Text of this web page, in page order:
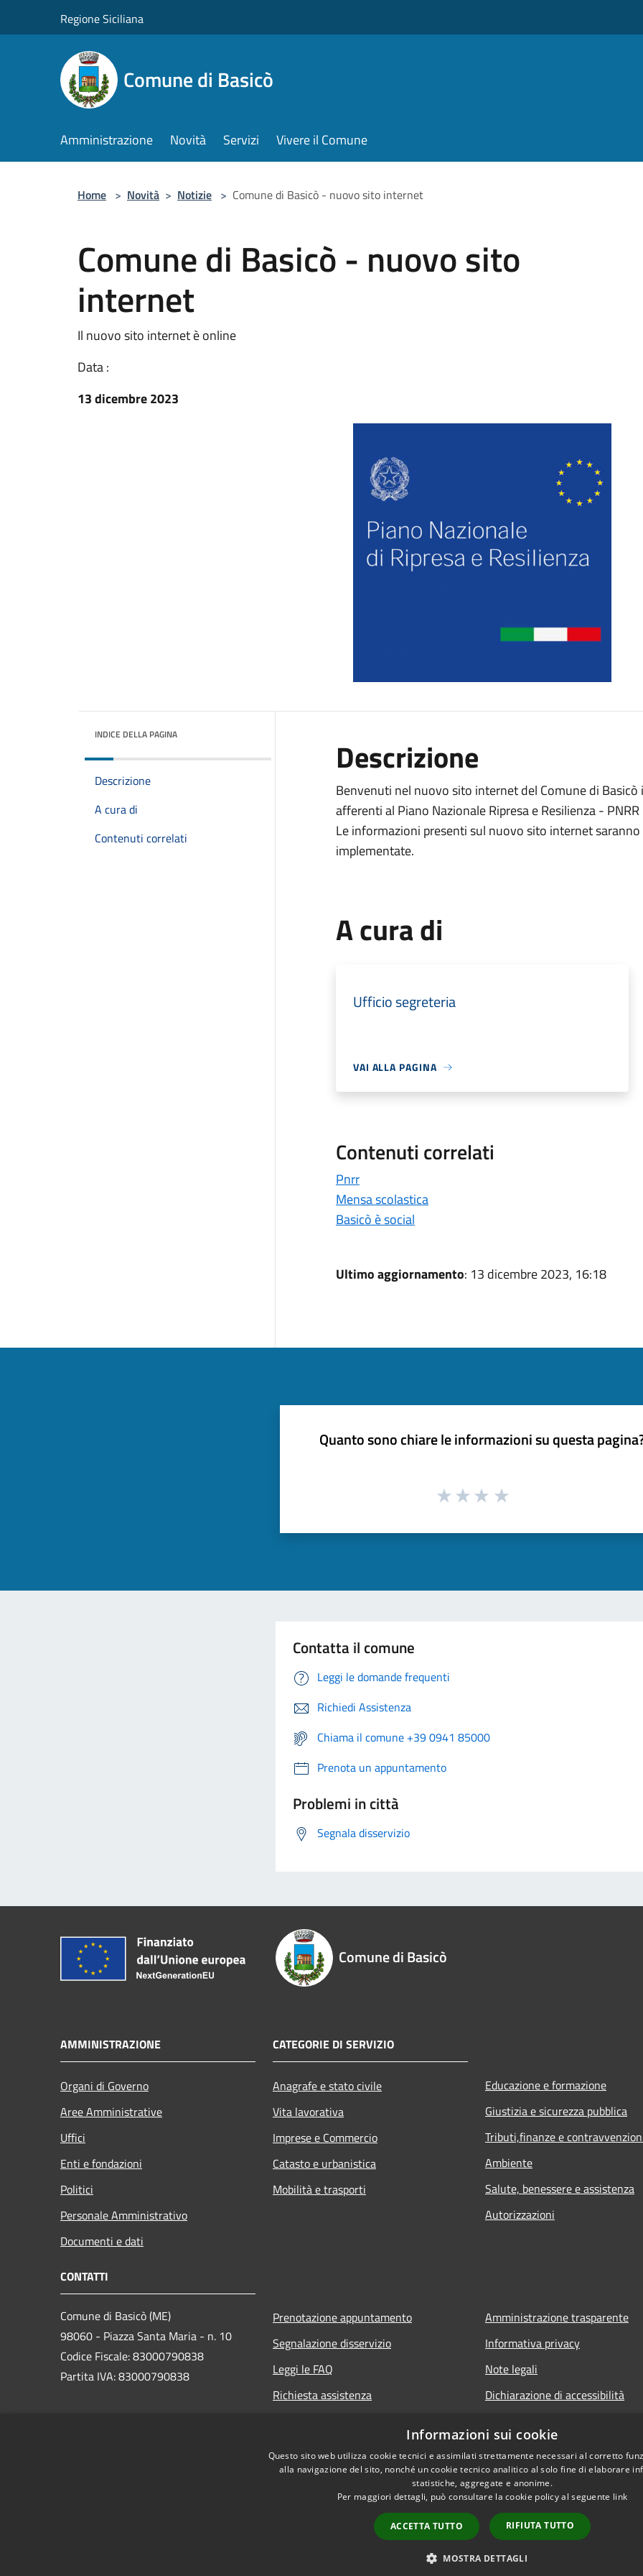
Regione Siciliana
Comune di Basicò
Amministrazione Novità Servizi Vivere il Comune
Home > Novità > Notizie > Comune di Basicò - nuovo sito internet
Comune di Basicò - nuovo sito
internet
Il nuovo sito internet è online
Data :
13 dicembre 2023
INDICE DELLA PAGINA
Descrizione
A cura di
Contenuti correlati
Descrizione
Benvenuti nel nuovo sito internet del Comune di
afferenti al Piano Nazionale Ripresa e Resilienza -
Le informazioni presenti sul nuovo sito internet
implementate.
A cura di
Ufficio segreteria
VAI ALLA PAGINA
Contenuti correlati
Pnrr
Mensa scolastica
Basicò è social
Ultimo aggiornamento: 13 dicembre 2023, 16:18
Quanto sono chiare le informazioni su questa
Contatta il comune
Leggi le domande frequenti
Richiedi Assistenza
Chiama il comune +39 0941 85000
Prenota un appuntamento
Problemi in città
Segnala disservizio
Comune di Basicò
AMMINISTRAZIONE
Organi di Governo
Aree Amministrative
Uffici
Enti e fondazioni
Politici
Personale Amministrativo
Documenti e dati
CATEGORIE DI SERVIZIO
Anagrafe e stato civile
Vita lavorativa
Imprese e Commercio
Catasto e urbanistica
Mobilità e trasporti
Educazione e formazione
Giustizia e sicurezza pubblica
Tributi,finanze e
Ambiente
Salute, benessere e assistenza
Autorizzazioni
CONTATTI
Comune di Basicò (ME)
98060 - Piazza Santa Maria - n. 10
Codice Fiscale: 83000790838
Partita IVA: 83000790838
Prenotazione appuntamento
Segnalazione disservizio
Leggi le FAQ
Richiesta assistenza
Amministrazione trasparente
Informativa privacy
Note legali
Dichiarazione di accessibilità
Copyright © 2026 •
Informazioni sui cookie
Questo sito web utilizza cookie tecnici e assimilati strettamente necessari al corretto
alla navigazione del sito, nonché un cookie tecnico analitico al solo fine di elaborare
statistiche, aggregate e anonime.
Per maggiori dettagli, può consultare la cookie policy al seguente link
ACCETTA TUTTO RIFIUTA TUTTO
MOSTRA DETTAGLI